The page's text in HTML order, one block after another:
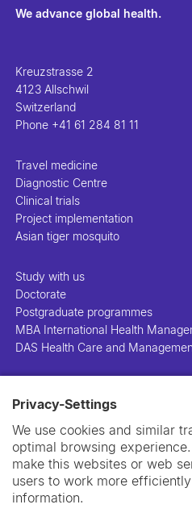
Privacy-Settings
We use cookies and similar
optimal browsing
make this websites or web
users to work more
information.
We advance global health.
Kreuzstrasse 2
4123 Allschwil
Switzerland
Phone +41 61 284 81 11
Travel medicine
Diagnostic Centre
Clinical trials
Project implementation
Asian tiger mosquito
Study with us
Doctorate
Postgraduate programmes
MBA International Health
DAS Health Care and
Projects
Publications
Library
Support us
Contact us